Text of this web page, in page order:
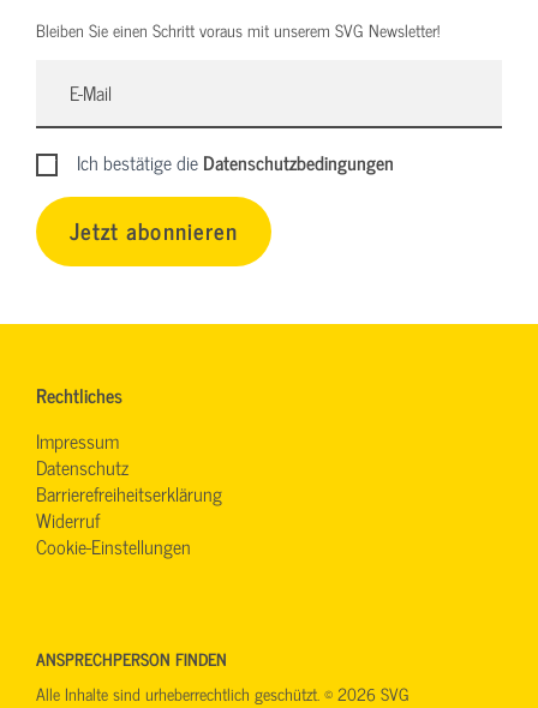
Bleiben Sie einen Schritt voraus mit unserem SVG Newsletter!
Ich bestätige dieDatenschutzbedingungen
Jetzt abonnieren
Rechtliches
Impressum
Datenschutz
Barrierefreiheitserklärung
Widerruf
Cookie-Einstellungen
ANSPRECHPERSON FINDEN
Alle Inhalte sind urheberrechtlich geschützt. © 2026 SVG